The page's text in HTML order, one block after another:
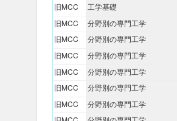
旧MCC
旧MCC
旧MCC
旧MCC
旧MCC
旧MCC
旧MCC
工学基礎
分野別の専門工学
分野別の専門工学
分野別の専門工学
分野別の専門工学
分野別の専門工学
分野別の専門工学